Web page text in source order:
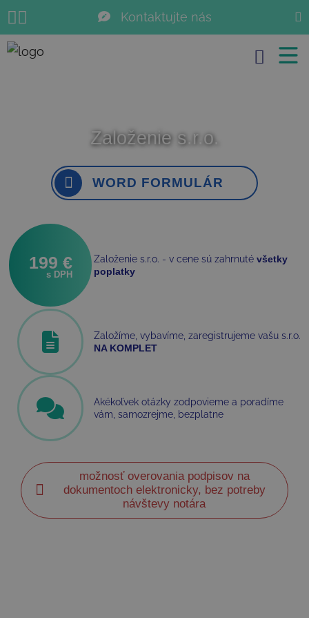
Kontaktujte nás
Search for:
Založenie s.r.o.
WORD FORMULÁR
199 €
s DPH
Založenie s.r.o. - v cene sú zahrnuté všetky
poplatky
Založíme, vybavíme, zaregistrujeme vašu s.r.o.
NA KOMPLET
Akékoľvek otázky zodpovieme a poradíme
vám, samozrejme, bezplatne
možnosť overovania podpisov na
dokumentoch elektronicky, bez potreby
návštevy notára